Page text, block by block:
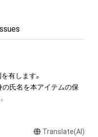
を有します。
の氏名を本アイテムの保
Translate(AI)